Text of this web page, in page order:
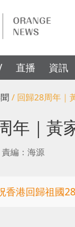
直播 資訊
/ 回歸28周年｜
年｜黃
責編：海源
香港回歸祖國